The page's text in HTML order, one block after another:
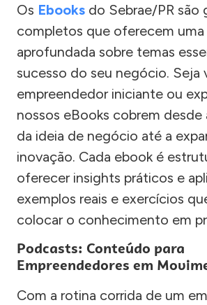
Os Ebooks do Sebrae/PR são
completos que oferecem uma
aprofundada sobre temas
sucesso do seu negócio. Seja
empreendedor iniciante ou
nossos eBooks cobrem
da ideia de negócio até a
inovação. Cada ebook é
oferecer insights práticos e
exemplos reais e exercícios
colocar o conhecimento em
Podcasts: Conteúdo para
Empreendedores em
Com a rotina corrida de um